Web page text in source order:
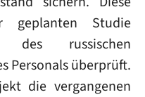
Studie
des russischen
Personals überprüft.
die vergangenen